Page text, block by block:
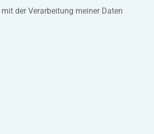
der Verarbeitung meiner Daten